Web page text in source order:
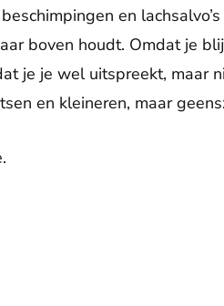
en
boven houdt. Omdat je
je je wel uitspreekt, maar
en kleineren, maar